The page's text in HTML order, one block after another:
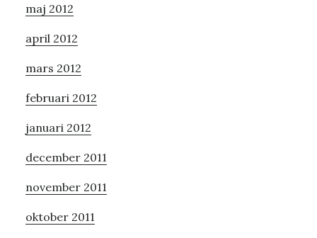
maj 2012
april 2012
mars 2012
februari 2012
januari 2012
december 2011
november 2011
oktober 2011